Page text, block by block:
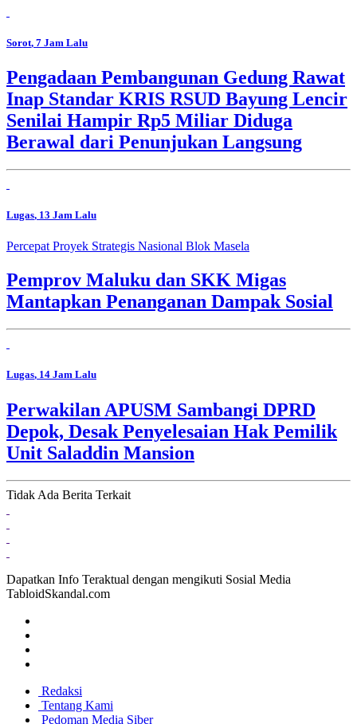
Sorot, 7 Jam Lalu
Pengadaan Pembangunan Gedung Rawat
Inap Standar KRIS RSUD Bayung Lencir
Senilai Hampir Rp5 Miliar Diduga
Berawal dari Penunjukan Langsung
Lugas, 13 Jam Lalu
Percepat Proyek Strategis Nasional Blok Masela
Pemprov Maluku dan SKK Migas
Mantapkan Penanganan Dampak Sosial
Lugas, 14 Jam Lalu
Perwakilan APUSM Sambangi DPRD
Depok, Desak Penyelesaian Hak Pemilik
Unit Saladdin Mansion
Tidak Ada Berita Terkait
Dapatkan Info Teraktual dengan mengikuti Sosial Media
TabloidSkandal.com
Redaksi
Tentang Kami
Pedoman Media Siber